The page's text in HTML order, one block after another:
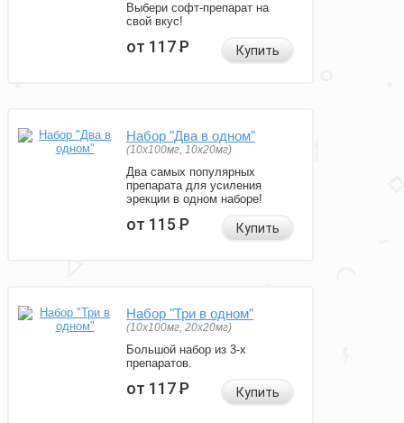
Выбери софт-препарат на
свой вкус!
от 117Р Купить
Набор "Два в одном"
(10x100мг, 10x20мг)
Два самых популярных
препарата для усиления
эрекции в одном наборе!
от 115Р Купить
Набор "Три в одном"
(10x100мг, 20x20мг)
Большой набор из 3-х
препаратов.
от 117Р Купить